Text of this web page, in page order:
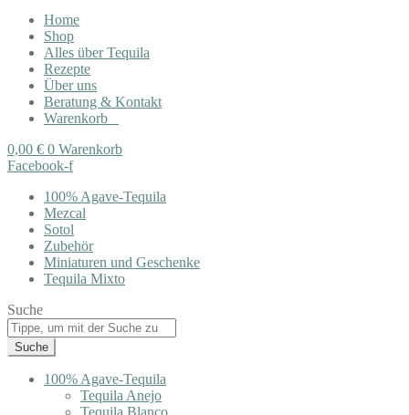
Home
Shop
Alles über Tequila
Rezepte
Über uns
Beratung & Kontakt
Warenkorb
0,00 € 0 Warenkorb
Facebook-f
100% Agave-Tequila
Mezcal
Sotol
Zubehör
Miniaturen und Geschenke
Tequila Mixto
Suche
Suche
100% Agave-Tequila
Tequila Anejo
Tequila Blanco